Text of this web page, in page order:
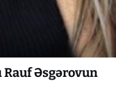
Rauf Əsgərovun